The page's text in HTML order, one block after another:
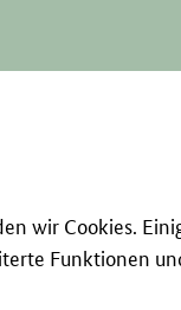
wir Cookies.
Funktionen